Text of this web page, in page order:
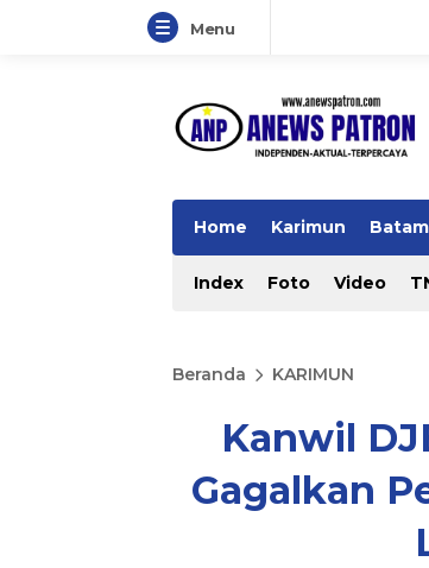
Menu
Home Karimun Batam
Index Foto Video
Beranda KARIMUN
Kanwil
Gagalkan